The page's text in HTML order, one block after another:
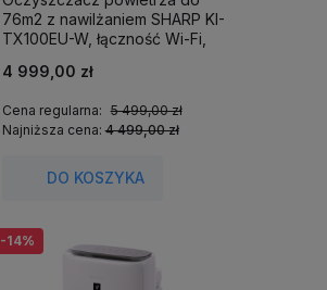
76m2 z nawilżaniem SHARP KI-
TX100EU-W, łączność Wi-Fi,
4 999,00 zł
Cena regularna: 5 499,00 zł
Najniższa cena:4 499,00 zł
DO KOSZYKA
-14%